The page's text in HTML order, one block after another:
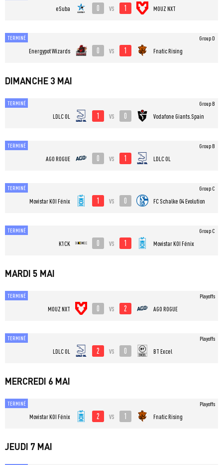
eSuba 0 vs 1 MOUZ NXT
TERMINÉ
Energypot Wizards 0 vs 1 Fnatic Rising
Group D
DIMANCHE 3 MAI
TERMINÉ
LDLC OL 1 vs 0 Vodafone Giants.Spain
Group B
TERMINÉ
AGO ROGUE 0 vs 1 LDLC OL
Group B
TERMINÉ
⁠Movistar KOI Fénix 1 vs 0 FC Schalke 04 Evolution
Group C
TERMINÉ
K1CK 0 vs 1 ⁠Movistar KOI Fénix
Group C
MARDI 5 MAI
TERMINÉ
MOUZ NXT 0 vs 2 AGO ROGUE
Playoffs
TERMINÉ
LDLC OL 2 vs 0 BT Excel
Playoffs
MERCREDI 6 MAI
TERMINÉ
⁠Movistar KOI Fénix 2 vs 1 Fnatic Rising
Playoffs
JEUDI 7 MAI